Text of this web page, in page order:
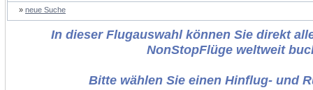
» neue Suche
In dieser Flugauswahl können Sie direkt
NonStopFlüge weltweit
Bitte wählen Sie einen Hinflug- und